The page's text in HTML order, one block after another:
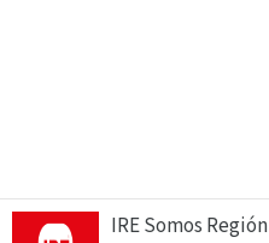
IRE Somos Región